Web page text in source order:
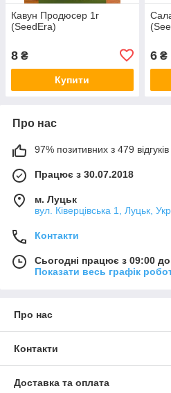
Кавун Продюсер 1г
(SeedEra)
8 ₴
Купити
6₴
Про нас
97% позитивних з 479 відгуків
Працює з 30.07.2018
м. Луцьк
вул. Ківерцівська 1, Луцьк,
Контакти
Сьогодні працює з 09:00
Показати весь графік
Про нас
Контакти
Доставка та оплата